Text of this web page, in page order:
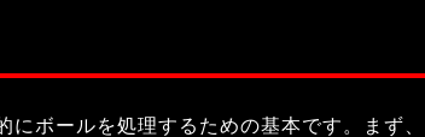
ボールを処理するための基本です。まず、